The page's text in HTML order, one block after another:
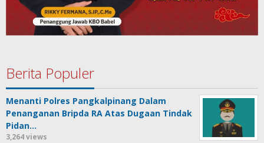
Berita Populer
Menanti Polres Pangkalpinang Dalam
Penanganan Bripda RA Atas Dugaan Tindak
Pidan…
3,264 views